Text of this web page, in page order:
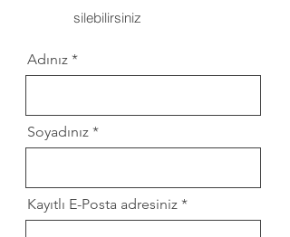
silebilirsiniz
Adınız
Soyadınız
Kayıtlı E-Posta adresiniz